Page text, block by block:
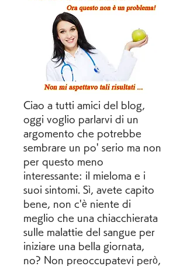
Ciao a tutti amici del blog,
oggi voglio parlarvi di un
argomento che potrebbe
sembrare un po' serio ma non
per questo meno
interessante: il mieloma e i
suoi sintomi. Sì, avete capito
bene, non c'è niente di
meglio che una chiacchierata
sulle malattie del sangue per
iniziare una bella giornata,
no? Non preoccupatevi però,